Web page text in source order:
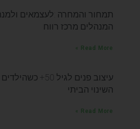
תמחור והמחרה :לעצמאים
המנהלים מרכז רווח
Read More »
עיצוב פנים לגיל 50+
השינוי הביתי
Read More »